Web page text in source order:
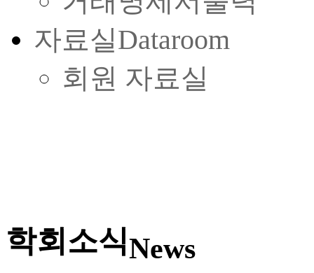
자료실Dataroom
회원 자료실
학회소식News